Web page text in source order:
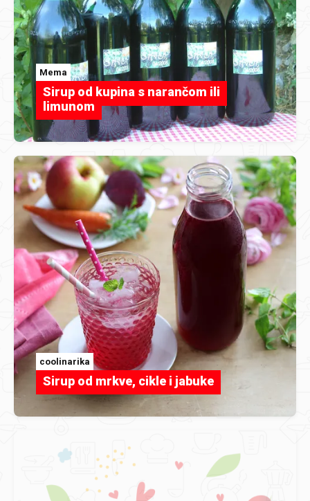
Mema
Sirup od kupina s narančom ili
limunom
coolinarika
Sirup od mrkve, cikle i jabuke